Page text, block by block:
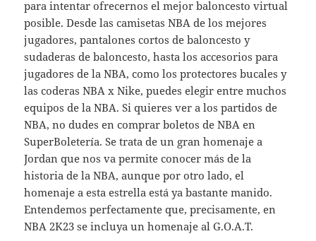
para intentar ofrecernos el mejor baloncesto virtual
posible. Desde las camisetas NBA de los mejores
jugadores, pantalones cortos de baloncesto y
sudaderas de baloncesto, hasta los accesorios para
jugadores de la NBA, como los protectores bucales y
las coderas NBA x Nike, puedes elegir entre muchos
equipos de la NBA. Si quieres ver a los partidos de
NBA, no dudes en comprar boletos de NBA en
SuperBoletería. Se trata de un gran homenaje a
Jordan que nos va permite conocer más de la
historia de la NBA, aunque por otro lado, el
homenaje a esta estrella está ya bastante manido.
Entendemos perfectamente que, precisamente, en
NBA 2K23 se incluya un homenaje al G.O.A.T.